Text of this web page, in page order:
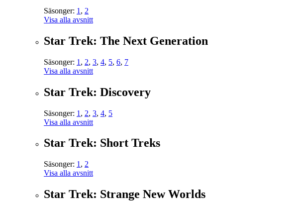
Säsonger: 1 , 2
Visa alla avsnitt
Star Trek: The Next Generation
Säsonger: 1 , 2, 3, 4, 5, 6, 7
Visa alla avsnitt
Star Trek: Discovery
Säsonger: 1 , 2, 3, 4, 5
Visa alla avsnitt
Star Trek: Short Treks
Säsonger: 1 , 2
Visa alla avsnitt
Star Trek: Strange New Worlds